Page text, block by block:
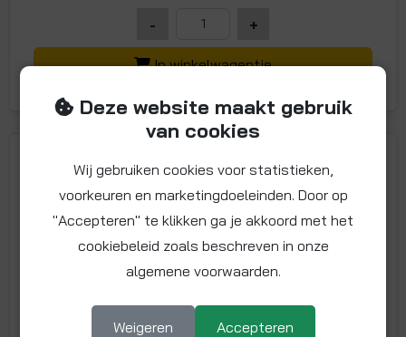
- +
In winkelwagentje
Deze website maakt gebruik
van cookies
Wij gebruiken cookies voor statistieken,
voorkeuren en marketingdoeleinden. Door op
"Accepteren" te klikken ga je akkoord met het
cookiebeleid zoals beschreven in onze
algemene voorwaarden.
Weigeren Accepteren